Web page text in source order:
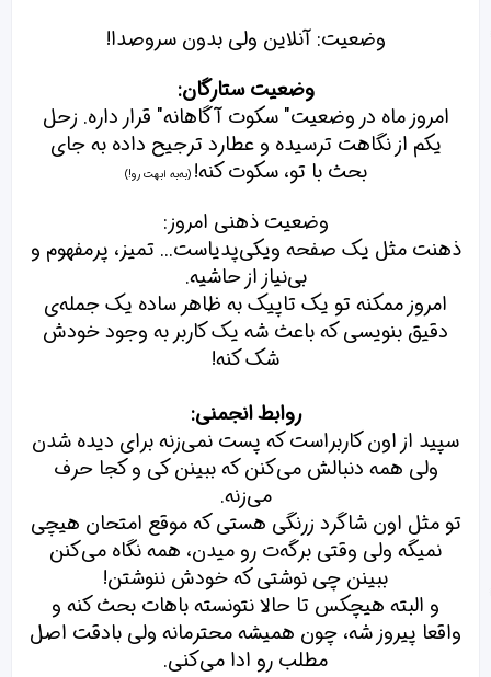
وضعیت: آنلاین ولی بدون سروصدا!
وضعیت ستارگان:
امروز ماه در وضعیت" سکوت آگاهانه" قرار داره. زحل
یکم از نگاهت ترسیده و عطارد ترجیح داده به جای
بحث با تو، سکوت کنه! (به‌به ابهت رو!)
وضعیت ذهنی امروز:
ذهنت مثل یک صفحه ویکی‌پدیاست... تمیز، پرمفهوم و
بی‌نیاز از حاشیه.
امروز ممکنه تو یک تاپیک به ظاهر ساده یک جمله‌ی
دقیق بنویسی که باعث شه یک کاربر به وجود خودش
شک کنه!
روابط انجمنی:
سپید از اون کاربراست که پست نمی‌زنه برای دیده شدن
ولی همه دنبالش می‌کنن که ببینن کی و کجا حرف
می‌زنه.
تو مثل اون شاگرد زرنگی هستی که موقع امتحان هیچی
نمیگه ولی وقتی برگه‌ت رو میدن، همه نگاه می‌کنن
ببینن چی نوشتی که خودش ننوشتن!
و البته هیچکس تا حالا نتونسته باهات بحث کنه و
واقعا پیروز شه، چون همیشه محترمانه ولی بادقت اصل
مطلب رو ادا می‌کنی.